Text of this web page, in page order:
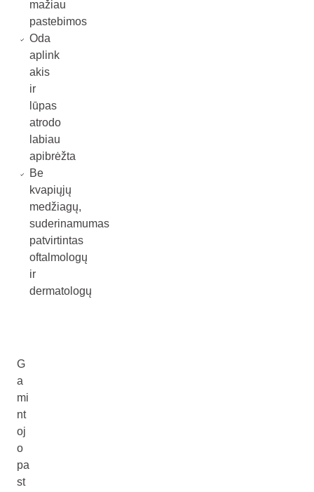
mažiau
pastebimos
Oda
aplink
akis
ir
lūpas
atrodo
labiau
apibrėžta
Be
kvapiųjų
medžiagų,
suderinamumas
patvirtintas
oftalmologų
ir
dermatologų
G
a
mi
nt
oj
o
pa
st